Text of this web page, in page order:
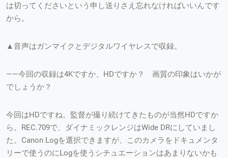
は切ってくださいという申し送りさえ忘れなければいいんです
から。
▲音声はガンマイクとデジタルワイヤレスで収録。
——今回の収録は4Kですか、HDですか？ 画質の印象はいかが
でしょうか？
今回はHDですね。監督が撮り続けてきたものが当然HDですか
ら。REC.709で、ダイナミックレンジはWide DRにしていまし
た。Canon Logを選択できますが、このカメラをドキュメンタ
リーで使うのにLogを使うシチュエーションはあまりないかも